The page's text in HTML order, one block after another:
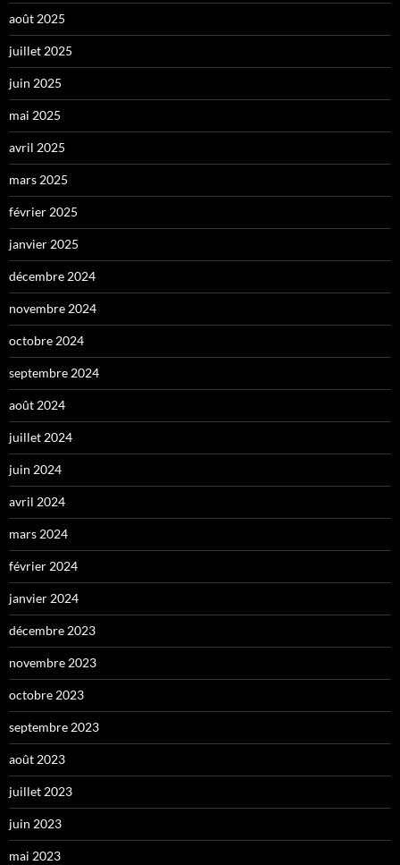
août 2025
juillet 2025
juin 2025
mai 2025
avril 2025
mars 2025
février 2025
janvier 2025
décembre 2024
novembre 2024
octobre 2024
septembre 2024
août 2024
juillet 2024
juin 2024
avril 2024
mars 2024
février 2024
janvier 2024
décembre 2023
novembre 2023
octobre 2023
septembre 2023
août 2023
juillet 2023
juin 2023
mai 2023